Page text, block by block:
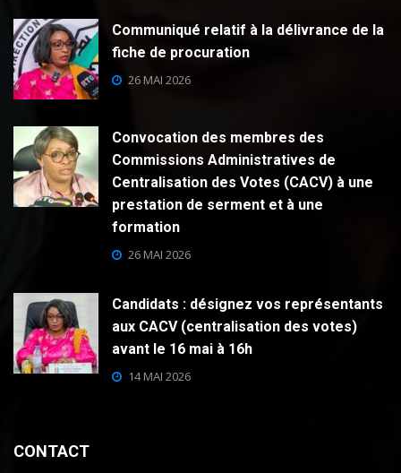
Communiqué relatif à la délivrance de la
fiche de procuration
26 MAI 2026
Convocation des membres des
Commissions Administratives de
Centralisation des Votes (CACV) à une
prestation de serment et à une
formation
26 MAI 2026
Candidats : désignez vos représentants
aux CACV (centralisation des votes)
avant le 16 mai à 16h
14 MAI 2026
CONTACT